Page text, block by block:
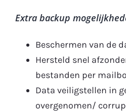
Extra backup
Beschermen van de
Hersteld snel
bestanden per
Data veiligstellen in
overgenomen/